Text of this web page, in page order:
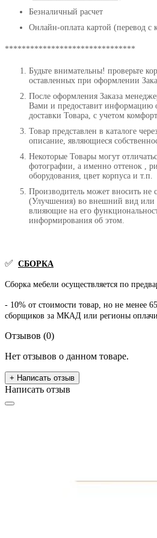
Безналичный расчет
Онлайн-оплата картой (перевод с
*******************************
Будьте внимательны! проверьте
оставленных при оформлении
После оформления Заказа
Вами и предоставит информацию
доставки Товара, с учетом
Товар представлен в каталоге
описание, являющиеся
Некоторые Товары могут
фотографии, а именно оттенок ,
оборудования, цвет корпуса и т.п.
Производитель может вносить не
(Улучшения) во внешний вид или
влияющие на его
информирования об этом.
✅ СБОРКА
Сборка мебели осуществляется по
- 10% от стоимости товар, но не менее
сборщиков за МКАД или регионы
Отзывов (0)
Нет отзывов о данном товаре.
+ Написать отзыв
Написать отзыв